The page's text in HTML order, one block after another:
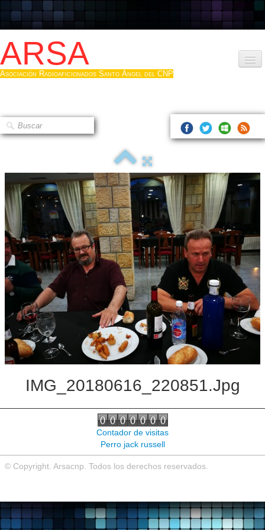
ARSA
Asociación Radioaficionados Santo Ángel del CNP
Que es la ARSA
Hacerse socio
Log diploma en Pdf
Fotos
Sistemas Digitales
Noticias de interés
Contacto
IMG_20180616_220851.jpg
Contador de visitas
Perro jack russell
© Copyright. Arsacnp. Todos los derechos reservados.